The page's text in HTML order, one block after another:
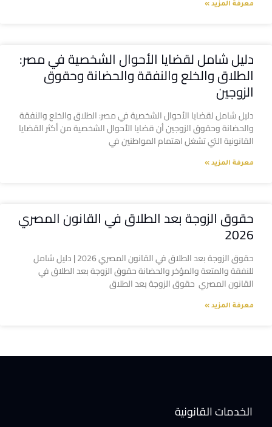
معرفة المزيد »
دليل شامل لقضايا الأحوال الشخصية في مصر:
الطلاق والخلع والنفقة والحضانة وحقوق
الزوجين
دليل شامل لقضايا الأحوال الشخصية في مصر: الطلاق والخلع والنفقة
والحضانة وحقوق الزوجين أن قضايا الأحوال الشخصية من أكثر القضايا
القانونية التي تشغل اهتمام المواطنين في
معرفة المزيد »
حقوق الزوجة بعد الطلاق في القانون المصري
2026
حقوق الزوجة بعد الطلاق في القانون المصري 2026 | دليل شامل
للنفقة والمتعة والمؤخر والحضانة حقوق الزوجة بعد الطلاق في
القانون المصري حقوق الزوجة بعد الطلاق
معرفة المزيد »
الخدمات القانونية